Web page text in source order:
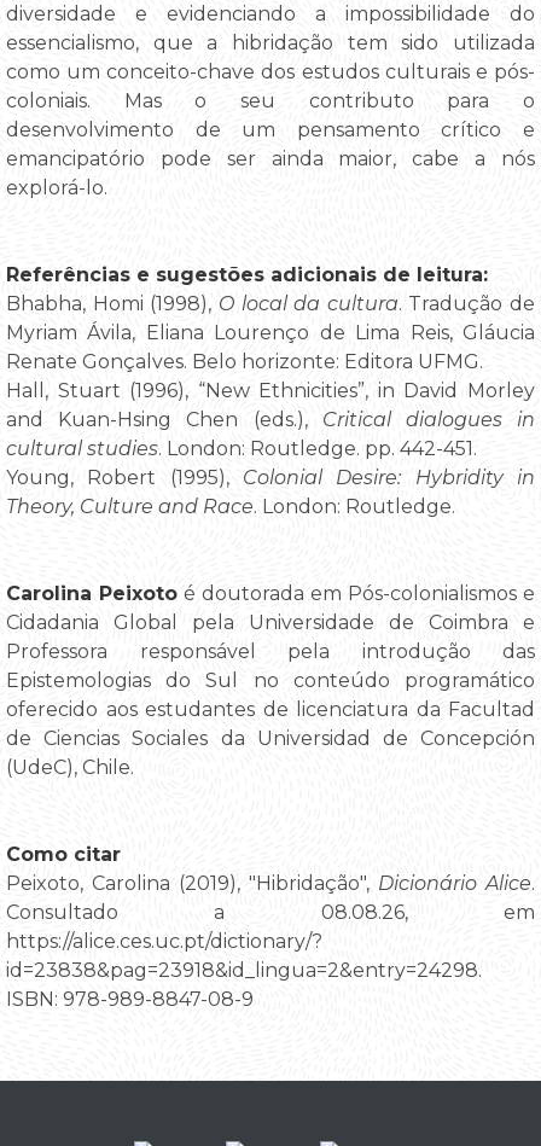
diversidade e evidenciando a impossibilidade do
essencialismo, que a hibridação tem sido utilizada
como um conceito-chave dos estudos culturais e pós-
coloniais. Mas o seu contributo para o
desenvolvimento de um pensamento crítico e
emancipatório pode ser ainda maior, cabe a nós
explorá-lo.
Referências e sugestões adicionais de leitura:
Bhabha, Homi (1998), O local da cultura. Tradução de
Myriam Ávila, Eliana Lourenço de Lima Reis, Gláucia
Renate Gonçalves. Belo horizonte: Editora UFMG.
Hall, Stuart (1996), “New Ethnicities”, in David Morley
and Kuan-Hsing Chen (eds.), Critical dialogues in
cultural studies. London: Routledge. pp. 442-451.
Young, Robert (1995), Colonial Desire: Hybridity in
Theory, Culture and Race. London: Routledge.
Carolina Peixoto é doutorada em Pós-colonialismos e
Cidadania Global pela Universidade de Coimbra e
Professora responsável pela introdução das
Epistemologias do Sul no conteúdo programático
oferecido aos estudantes de licenciatura da Facultad
de Ciencias Sociales da Universidad de Concepción
(UdeC), Chile.
Como citar
Peixoto, Carolina (2019), "Hibridação", Dicionário Alice.
Consultado a 08.08.26, em
https://alice.ces.uc.pt/dictionary/?
id=23838&pag=23918&id_lingua=2&entry=24298.
ISBN: 978-989-8847-08-9